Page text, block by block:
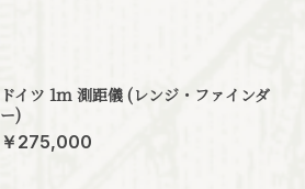
ドイツ 1m 測距儀 (レンジ・ファインダ
ー)
￥275,000